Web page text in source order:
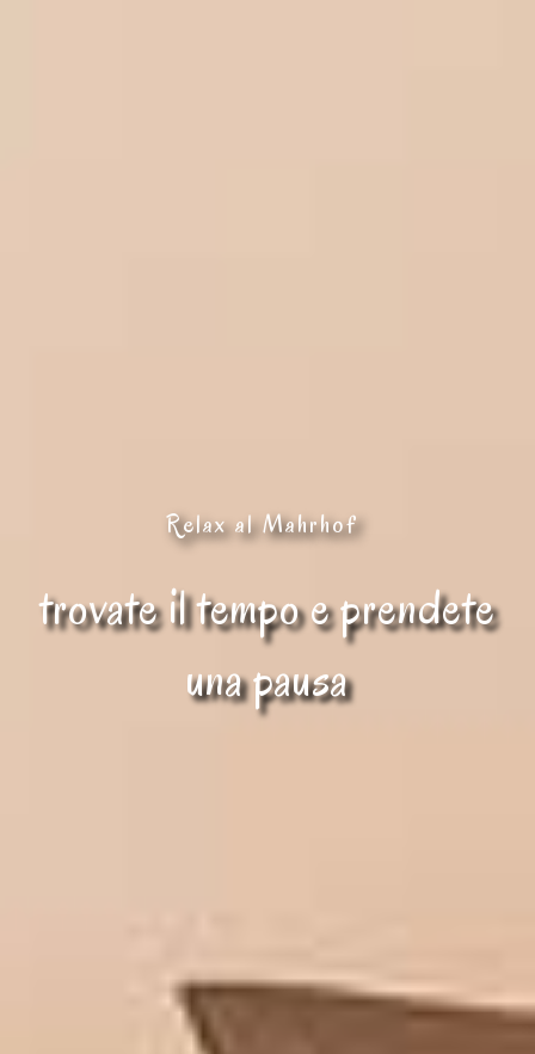
Relax al Mahrhof
trovate il tempo e prendete
una pausa